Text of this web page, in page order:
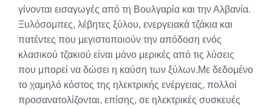
γίνονται εισαγωγές από τη Βουλγαρία και την Αλβανία.
Ξυλόσομπες, λέβητες ξύλου, ενεργειακά τζάκια και
πατέντες που μεγιστοποιούν την απόδοση ενός
κλασικού τζακιού είναι μόνο μερικές από τις λύσεις
που μπορεί να δώσει η καύση των ξύλων.Με δεδομένο
το χαμηλό κόστος της ηλεκτρικής ενέργειας, πολλοί
προσανατολίζονται, επίσης, σε ηλεκτρικές συσκευές